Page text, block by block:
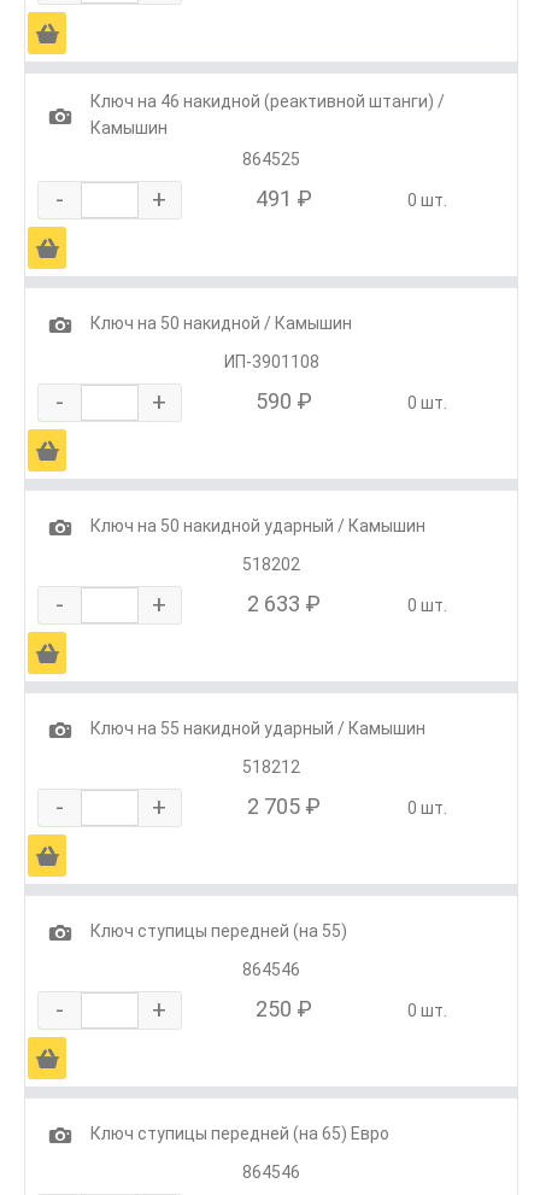
Ä
1
Ключ на 46 накидной (реактивной штанги) /
Камышин
864525
- + 491 ₽ 0 шт.
Ä
1
Ключ на 50 накидной / Камышин
ИП-3901108
- + 590 ₽ 0 шт.
Ä
1
Ключ на 50 накидной ударный / Камышин
518202
- + 2 633 ₽ 0 шт.
Ä
1
Ключ на 55 накидной ударный / Камышин
518212
- + 2 705 ₽ 0 шт.
Ä
1
Ключ ступицы передней (на 55)
864546
- + 250 ₽ 0 шт.
Ä
1
Ключ ступицы передней (на 65) Евро
864546